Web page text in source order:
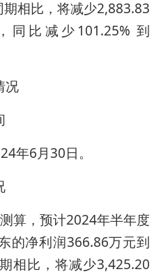
相比，将减少2,883.83
同比减少101.25% 到
况
年6月30日。
算，预计2024年半年度
的净利润366.86万元到
相比，将减少3,425.20